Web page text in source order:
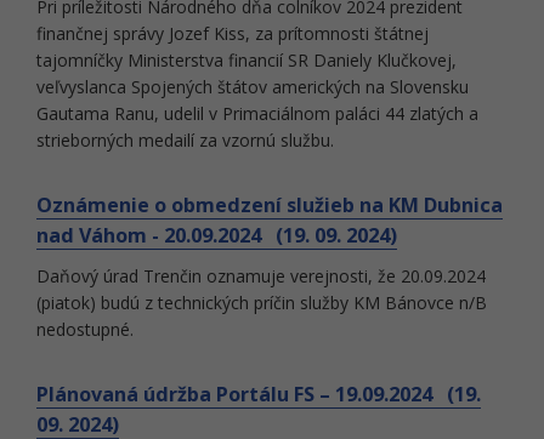
Pri príležitosti Národného dňa colníkov 2024 prezident
finančnej správy Jozef Kiss, za prítomnosti štátnej
tajomníčky Ministerstva financií SR Daniely Klučkovej,
veľvyslanca Spojených štátov amerických na Slovensku
Gautama Ranu, udelil v Primaciálnom paláci 44 zlatých a
strieborných medailí za vzornú službu.
Oznámenie o obmedzení služieb na KM Dubnica
nad Váhom - 20.09.2024 (19. 09. 2024)
Daňový úrad Trenčin oznamuje verejnosti, že 20.09.2024
(piatok) budú z technických príčin služby KM Bánovce n/B
nedostupné.
Plánovaná údržba Portálu FS – 19.09.2024 (19.
09. 2024)